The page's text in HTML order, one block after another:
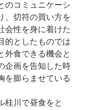
のコミュニケーシ
、切符の買い方を
会性を身に着けた
的としたものでは
外食できる機会と
企画を告知した時
を膨らませている
桂川で昼食をと